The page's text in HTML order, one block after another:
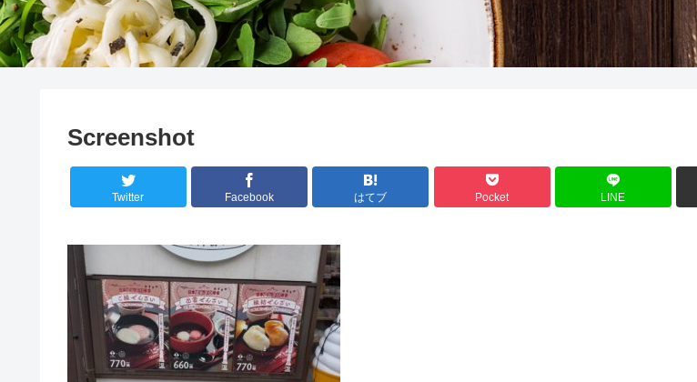
Screenshot
Twitter Facebook はてブ Pocket LINE